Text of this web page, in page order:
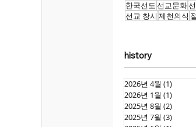
한국선도 선교문화
선교 창시 제천의식
history
2026년 4월 (1)
2026년 1월 (1)
2025년 8월 (2)
2025년 7월 (3)